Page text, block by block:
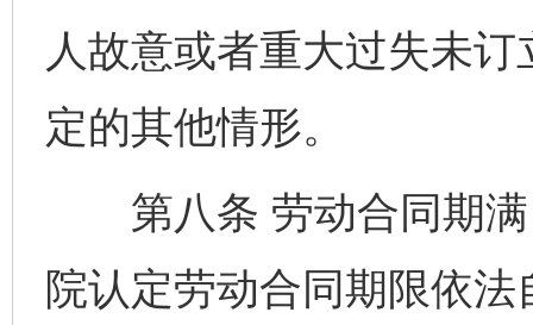
人故意或者重大过失未
定的其他情形。
第八条 劳动合同期满
院认定劳动合同期限依